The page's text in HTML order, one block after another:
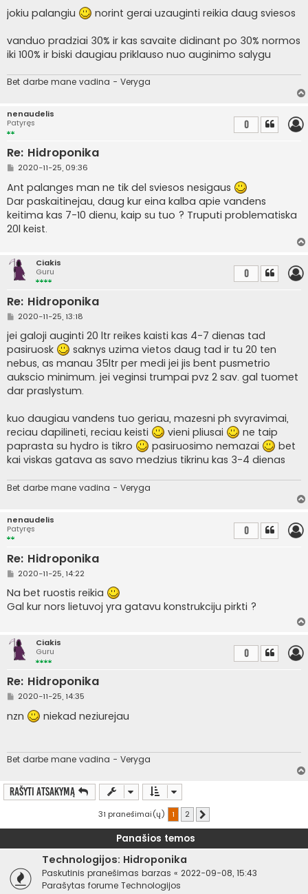
a
n
a
r
t
n
ė
jokiu palangiu
norint gerai uzauginti reikia daug sviesos
vanduo pradziai 30% ir kas savaite didinant po 30% normos
iki 100% ir biski daugiau priklauso nuo auginimo salygu
Bet darbe mane vadina - Veryga
nenaudelis
Patyręs
Re: Hidroponika
0
S
a
n
d
a
r
t
ė
2020-11-25, 09:36
Ant palanges man ne tik del sviesos nesigaus
Dar paskaitinejau, daug kur eina kalba apie vandens
keitima kas 7-10 dienu, kaip su tuo ? Truputi problematiska
20l keist.
Ciakis
Guru
Re: Hidroponika
0
S
a
n
d
a
r
t
i
n
2020-11-25, 13:18
jei galoji auginti 20 ltr reikes kaisti kas 4-7 dienas tad
pasiruosk
saknys uzima vietos daug tad ir tu 20 ten
nebus, as manau 35ltr per medi jei jis bent pusmetrio
aukscio minimum. jei veginsi trumpai pvz 2 sav. gal tuomet
dar praslystum.
kuo daugiau vandens tuo geriau, mazesni ph svyravimai,
reciau dapilineti, reciau keisti
vieni pliusai
ne taip
paprasta su hydro is tikro
pasiruosimo nemazai
bet
kai viskas gatava as savo medzius tikrinu kas 3-4 dienas
Bet darbe mane vadina - Veryga
nenaudelis
Patyręs
Re: Hidroponika
0
S
a
n
d
i
n
ė
2020-11-25, 14:22
Na bet ruostis reikia
Gal kur nors lietuvoj yra gatavu konstrukciju pirkti ?
Ciakis
Guru
Re: Hidroponika
0
S
a
n
t
ė
2020-11-25, 14:35
nzn niekad neziurejau
Bet darbe mane vadina - Veryga
Rašyti atsakymą
31 pranešimai(ų) 1 2
Panašios temos
Technologijos: Hidroponika
Paskutinis pranešimas barzas « 2022-09-08, 15:43
Parašytas forume Technologijos